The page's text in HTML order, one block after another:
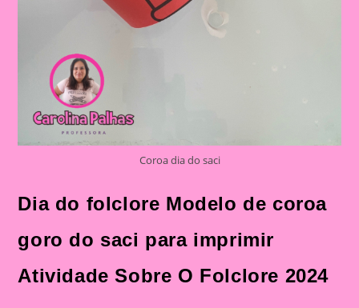
Coroa dia do saci
Dia do folclore Modelo de coroa
goro do saci para imprimir
Atividade Sobre O Folclore 2024